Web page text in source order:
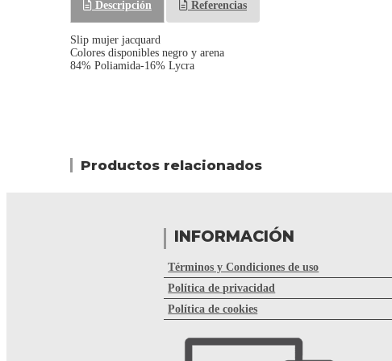
Descripción Referencias
Slip mujer jacquard
Colores disponibles negro y arena
84% Poliamida-16% Lycra
Productos relacionados
INFORMACIÓN
Términos y Condiciones de uso
Política de privacidad
Política de cookies